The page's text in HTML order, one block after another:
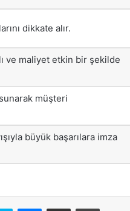
dikkate alır.
ve maliyet etkin bir şekilde
müşteri
büyük başarılara imza
Skype Messenger
E-Posta ile paylaş Yazdır